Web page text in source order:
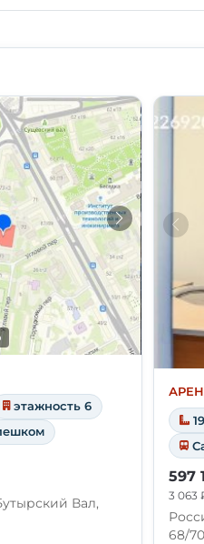
этажность 6
Вал,
597
3 063
68/